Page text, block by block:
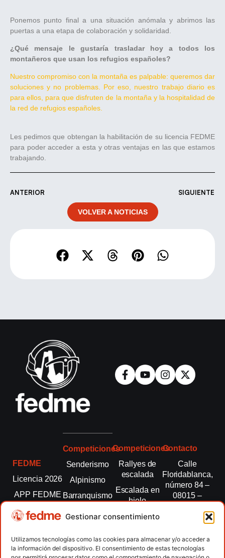
Gestionar consentimiento
Utilizamos tecnologías como las cookies para almacenar y/o acceder a
la información del dispositivo. El consentimiento de estas tecnologías
Ponemos punto final a una situación anómala y abrimos las
puertas a una etapa de colaboración y solidaridad.
¿Qué mensaje le gustaría trasladar hoy a todos los
montañeros que usan los refugios españoles?
Nuestro compromiso con la montaña es palpable: queremos dar
soluciones y no problemas. Por eso, nuestro trabajo diario es
para ellos, para que disfruten de la montaña y la hospitalidad de
la red de refugios españoles.
Les pedimos que obtengan la habilitación de su licencia FEDME
para poder acceder a esta y otras ventajas en las que estamos
trabajando.
ANTERIOR SIGUIENTE
VOLVER A NOTICIAS
FEDME
Licencia 2026
APP FEDME
Transparencia
autonómicas
Clubes
Competiciones
Senderismo
Alpinismo
Barranquismo
montaña
Escalada
Escalada
Competiciones
Rallyes de
escalada
Escalada en
hielo
Esquí de
Marcha
Nórdica
Contacto
Calle
Floridablanca,
número 84 –
08015 –
fedme@fedme.es
934 264 267